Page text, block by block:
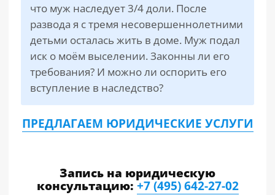
что муж наследует 3/4 доли. После
развода я с тремя несовершеннолетними
детьми осталась жить в доме. Муж подал
иск о моём выселении. Законны ли его
требования? И можно ли оспорить его
вступление в наследство?
ПРЕДЛАГАЕМ ЮРИДИЧЕСКИЕ УСЛУГИ
Запись на юридическую
консультацию:+7 (495) 642-27-02